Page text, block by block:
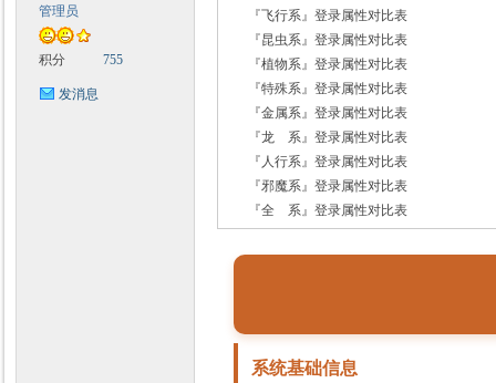
管理员
积分 755
发消息
『飞行系』登录属性对比表
『昆虫系』登录属性对比表
『植物系』登录属性对比表
『特殊系』登录属性对比表
『金属系』登录属性对比表
『龙 系』登录属性对比表
『人行系』登录属性对比表
『邪魔系』登录属性对比表
『全 系』登录属性对比表
系统基础信息